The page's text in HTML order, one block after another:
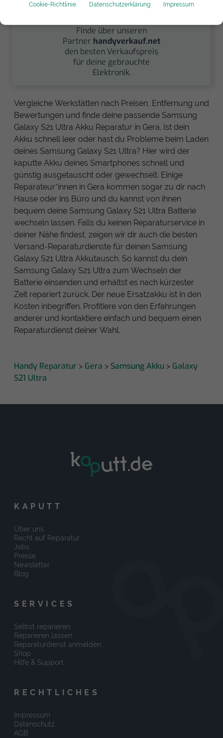
Cookie-Richtlinie Datenschutzerklärung Impressum
Verkaufen
Finde über unseren
Partner handyverkauf.net
den besten Verkaufspreis
für deine gebrauchte
Elektronik.
Vergleiche Werkstätten nach Preisen, Entfernung und
Bewertungen und finde deine passende Samsung
Galaxy S21 Ultra Akku Reparatur in Gera. Ist dein
Akku schnell leer oder hast du Probleme beim Laden
deines Samsung Galaxy S21 Ultra? Hier wird der
kaputte Akku deines Smartphones schnell und
günstig ausgetauscht oder gewechselt. Einige
Reparateur*innen in Gera kommen sogar zu dir nach
Hause oder ins Büro und du kannst von ihnen
bequem deine Samsung Galaxy S21 Ultra Batterie
wechseln lassen. Falls du keinen Reparaturservice in
deiner Nähe findest, zeigen wir dir auch die besten
Versand-Reparaturdienste für deinen Samsung
Galaxy S21 Ultra Akkutausch. So kannst du dein
Samsung Galaxy S21 Ultra zum Wechseln der
Batterie einsenden und erhältst es nach kürzester
Zeit repariert zurück. Der neue Ersatzakku ist in den
Kosten inbegriffen. Profitiere von den Erfahrungen
anderer und kontaktiere einfach und bequem einen
Reparaturdienst deiner Wahl.
Handy Reparatur > Gera > Samsung Akku > Galaxy
S21 Ultra
KAPUTT
Über uns
Recht auf Reparatur
Jobs
Presse
Newsletter
Blog
SERVICES
Selbst reparieren
Reparieren lassen
Reparaturdienst anmelden
Shop
Hilfe & Support
RECHTLICHES
Impressum
Datenschutz
AGB